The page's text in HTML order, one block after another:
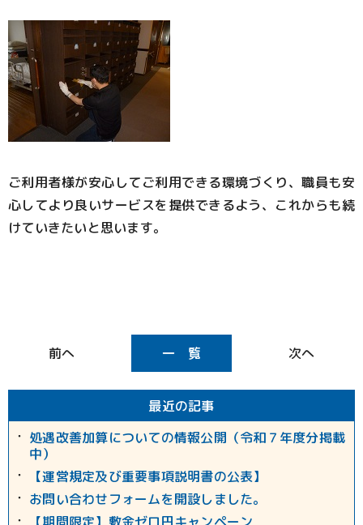
ご利用者様が安心してご利用できる環境づくり、職員も安
心してより良いサービスを提供できるよう、これからも続
けていきたいと思います。
一 覧
最近の記事
処遇改善加算についての情報公開（令和７年度分掲載
中）
【運営規定及び重要事項説明書の公表】
お問い合わせフォームを開設しました。